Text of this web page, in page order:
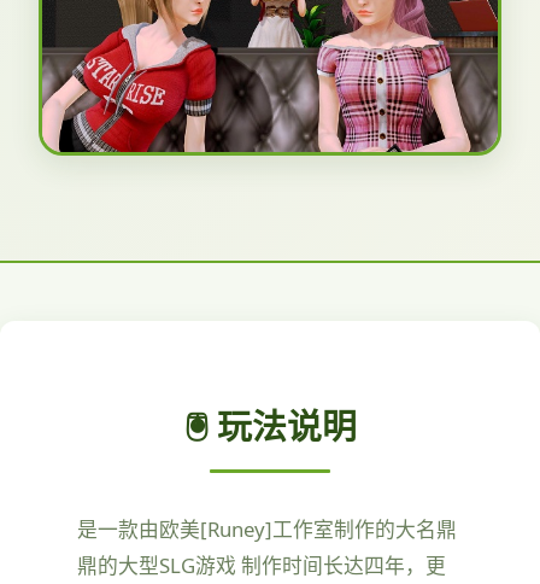
🖲️ 玩法说明
是一款由欧美[Runey]工作室制作的大名鼎
鼎的大型SLG游戏 制作时间长达四年，更